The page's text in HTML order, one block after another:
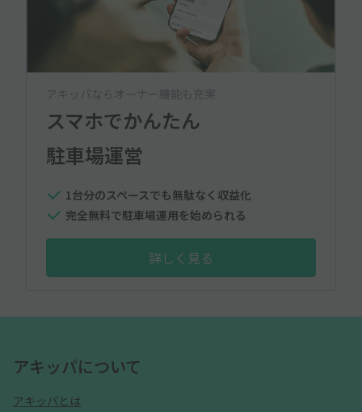
アキッパならオーナー機能も充実
スマホでかんたん
駐車場運営
1台分のスペースでも無駄なく収益化
完全無料で駐車場運用を始められる
詳しく見る
アキッパについて
アキッパとは